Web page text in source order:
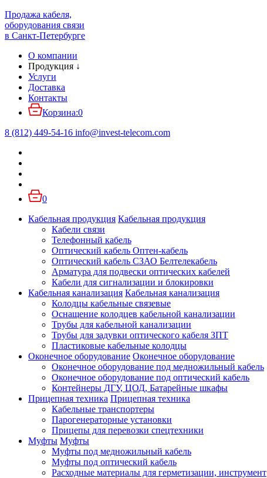
Продажа кабеля,
оборудования связи
в Санкт-Петербурге
О компании
Продукция ↓
Услуги
Доставка
Контакты
Корзина:0
8 (812) 449-54-16 info@invest-telecom.com
0
Кабельная продукция Кабельная продукция
Кабели связи
Телефонный кабель
Оптический кабель Оптен-кабель
Оптический кабель СЗАО Белтелекабель
Арматура для подвески оптических кабелей
Кабели для сигнализации и блокировки
Кабельная канализация Кабельная канализация
Колодцы кабельные связевые
Оснащение колодцев кабельной канализации
Трубы для кабельной канализации
Трубы для задувки оптического кабеля ЗПТ
Пластиковые кабельные колодцы
Оконечное оборудование Оконечное оборудование
Оконечное оборудование под медножильный кабель
Оконечное оборудование под оптический кабель
Контейнеры ДГУ, ЦОД, Батарейные шкафы
Прицепная техника Прицепная техника
Кабельные транспортеры
Парогенераторные установки
Прицепы для перевозки спецтехники
Муфты Муфты
Муфты под медножильный кабель
Муфты под оптический кабель
Расходные материалы для герметизации, инструмент